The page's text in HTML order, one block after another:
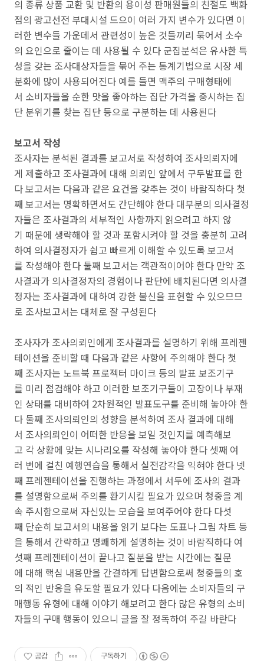
의 종류 상품 교환 및 반환의 용이성 판매원들의 친절도 백화
점의 광고선전 부대시설 드으이 여러 가지 변수가 있다면 이
러한 변수들 가운데서 관련성이 높은 것들끼리 묶어서 소수
의 요인으로 줄이는 데 사용될 수 있다 군집분석은 유사한 특
성을 갖는 조사대상자들을 묶어 주는 통계기법으로 시장 세
분화에 많이 사용되어진다 예를 들면 맥주의 구매형태에
서 소비자들을 순한 맛을 좋아하는 집단 가격을 중시하는 집
단 분위기를 찾는 집단 등으로 구분하는 데 사용된다
보고서 작성
조사자는 분석된 결과를 보고서로 작성하여 조사의뢰자에
게 제출하고 조사결과에 대해 의뢰인 앞에서 구두발표를 한
다 보고서는 다음과 같은 요건을 갖추는 것이 바람직하다 첫
째 보고서는 명확하면서도 간단해야 한다 대부분의 의사결정
자들은 조사결과의 세부적인 사항까지 읽으려고 하지 않
기 때문에 생략해야 할 것과 포함시켜야 할 것을 충분히 고려
하여 의사결정자가 쉽고 빠르게 이해할 수 있도록 보고서
를 작성해야 한다 둘째 보고서는 객관적이어야 한다 만약 조
사결과가 의사결정자의 경험이나 판단에 배치된다면 의사결
정자는 조사결과에 대하여 강한 불신을 표현할 수 있으므므
로 조사보고서는 대체로 잘 구성된다
조사자가 조사의뢰인에게 조사결과를 설명하기 위해 프레젠
테이션을 준비할 때 다음과 같은 사항에 주의해야 한다 첫
째 조사자는 노트북 프로젝터 마이크 등의 발표 보조기구
를 미리 점검해야 하고 이러한 보조기구들이 고장이나 부재
인 상태를 대비하여 2차원적인 발표도구를 준비해 놓아야 한
다 둘째 조사의뢰인의 성향을 분석하여 조사 결과에 대해
서 조사의뢰인이 어떠한 반응을 보일 것인지를 예측해보
고 각 상황에 맞는 시나리오를 작성해 놓아야 한다 셋째 여
러 번에 걸친 예행연습을 통해서 실전감각을 익혀야 한다 넷
째 프레젠테이션을 진행하는 과정에서 서두에 조사의 결과
를 설명함으로써 주의를 환기시킬 필요가 있으며 청중을 계
속 주시함으로써 자신있는 모습을 보여주어야 한다 다섯
째 단순히 보고서의 내용을 읽기 보다는 도표나 그림 차트 등
을 통해서 간략하고 명쾌하게 설명하는 것이 바람직하다 여
섯째 프레젠테이션이 끝나고 질분을 받는 시간에는 질문
에 대해 핵심 내용만을 간결하게 답변함으로써 청중들의 호
의 적인 반응을 유도할 필요가 있다 다음에는 소비자들의 구
매행동 유형에 대해 이야기 해보려고 한다 많은 유형의 소비
자들의 구매 행동이 있으니 글을 잘 정독하여 주길 바란다
공감 구독하기